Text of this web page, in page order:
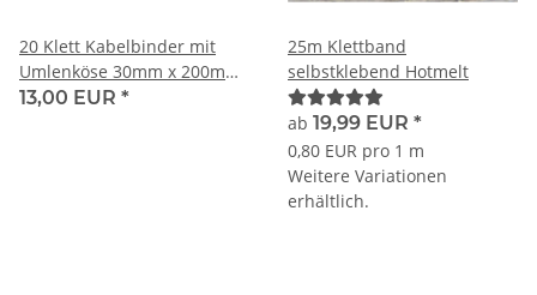
20 Klett Kabelbinder mit
Umlenköse 30mm x 200mm
SONDERPOSTEN
13,00 EUR *
25m Klettband
selbstklebend Hotmelt
ab 19,99 EUR *
0,80 EUR pro 1 m
Weitere Variationen
erhältlich.